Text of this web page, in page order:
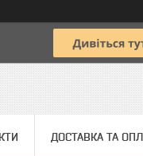
ДОСТАВКА ТА